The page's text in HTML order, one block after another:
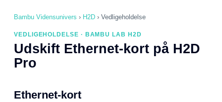
Bambu Vidensunivers › H2D › Vedligeholdelse
VEDLIGEHOLDELSE · BAMBU LAB H2D
Udskift Ethernet-kort på H2D
Pro
Ethernet-kort